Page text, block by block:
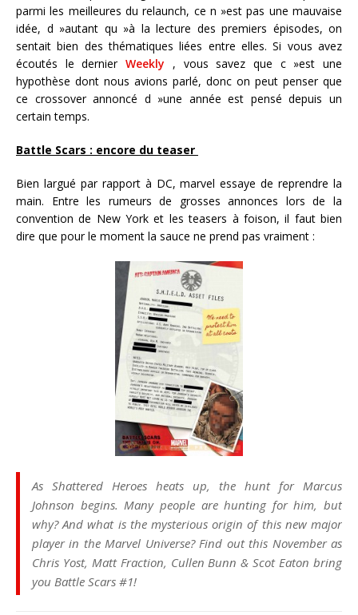
parmi les meilleures du relaunch, ce n »est pas une mauvaise
idée, d »autant qu »à la lecture des premiers épisodes, on
sentait bien des thématiques liées entre elles. Si vous avez
écoutés le dernierWeekly , vous savez que c »est une
hypothèse dont nous avions parlé, donc on peut penser que
ce crossover annoncé d »une année est pensé depuis un
certain temps.
Battle Scars : encore du teaser
Bien largué par rapport à DC, marvel essaye de reprendre la
main. Entre les rumeurs de grosses annonces lors de la
convention de New York et les teasers à foison, il faut bien
dire que pour le moment la sauce ne prend pas vraiment :
As Shattered Heroes heats up, the hunt for Marcus
Johnson begins. Many people are hunting for him, but
why? And what is the mysterious origin of this new major
player in the Marvel Universe? Find out this November as
Chris Yost, Matt Fraction, Cullen Bunn & Scot Eaton bring
you Battle Scars #1!